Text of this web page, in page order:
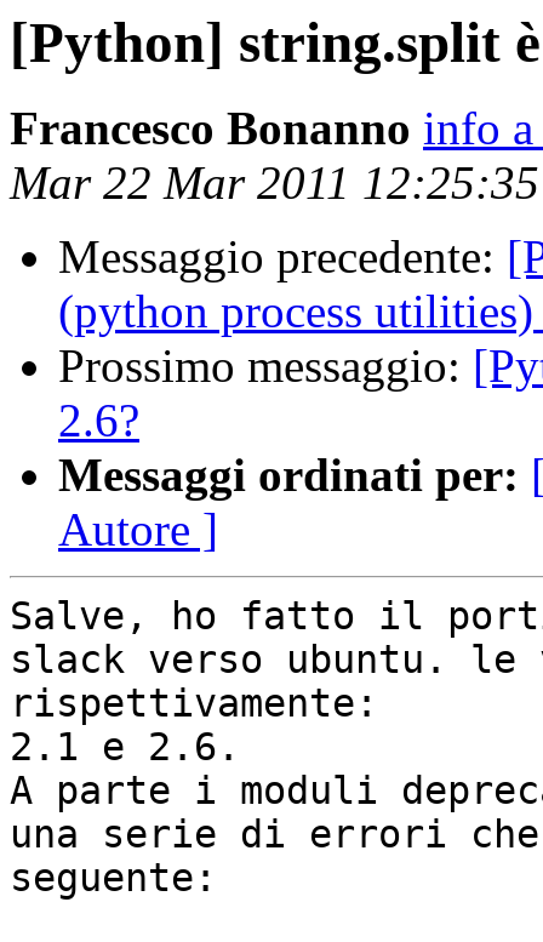
[Python] string.split
Francesco Bonanno info a
Mar 22 Mar 2011
Messaggio precedente:
(python process
Prossimo messaggio:
2.6?
Messaggi ordinati per:
Autore ]
Salve, ho fatto il
slack verso ubuntu. le
rispettivamente:
2.1 e 2.6.
A parte i moduli
una serie di errori che
seguente: